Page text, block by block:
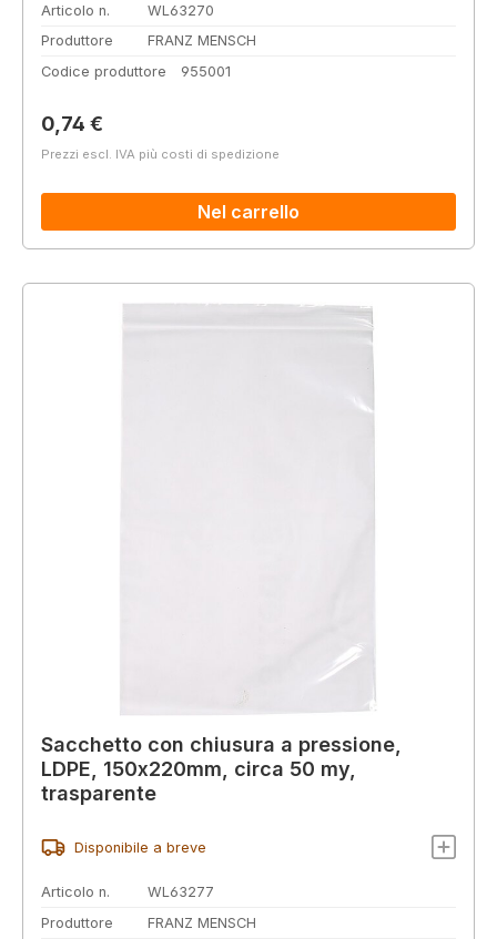
Articolo n.
WL63270
Produttore
FRANZ MENSCH
Codice produttore
955001
Prezzo normale:
0,74 €
Prezzi escl. IVA più costi di spedizione
Nel carrello
Sacchetto con chiusura a pressione,
LDPE, 150x220mm, circa 50 my,
trasparente
Disponibile a breve
Articolo n.
WL63277
Produttore
FRANZ MENSCH